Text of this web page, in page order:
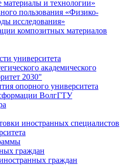
и технологии»
пользования «Физико-
исследования»
композитных материалов
университета
академического
2030"
опорного университета
ВолгГТУ
иностранных специалистов
граждан
граждан